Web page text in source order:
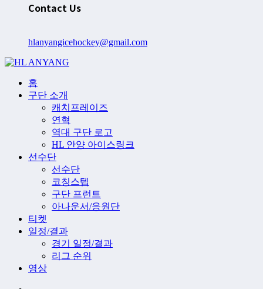
Contact Us
hlanyangicehockey@gmail.com
홈
구단 소개
캐치프레이즈
연혁
역대 구단 로고
HL 안양 아이스링크
선수단
선수단
코칭스텝
구단 프런트
아나운서/응원단
티켓
일정/결과
경기 일정/결과
리그 순위
영상